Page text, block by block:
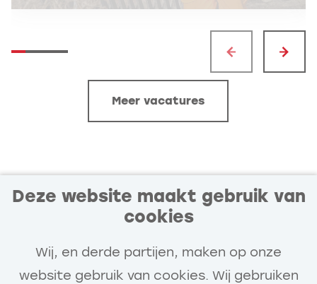
Deze website maakt gebruik van
cookies
Wij, en derde partijen, maken op onze
website gebruik van cookies. Wij gebruiken
Meer vacatures
nieuwe en interessante
vacatures!